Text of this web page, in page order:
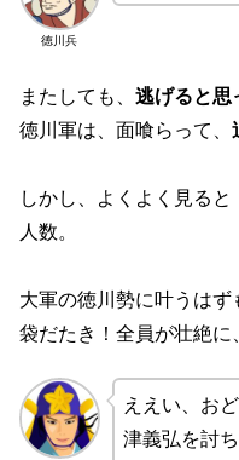
徳川兵
またしても、 逃げると思
徳川軍は、面喰らって、
しかし、よくよく見る
人数。
大軍の徳川勢に叶うは
袋だたき！全員が壮絶に
ええい、お
津義弘を討